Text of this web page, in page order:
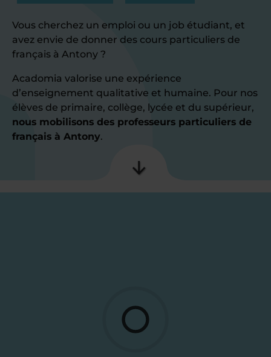
Vous cherchez un emploi ou un job étudiant, et
avez envie de donner des cours particuliers de
français à Antony ?
Acadomia valorise une expérience
d’enseignement qualitative et humaine. Pour nos
élèves de primaire, collège, lycée et du supérieur,
nous mobilisons des professeurs particuliers de
français à Antony.